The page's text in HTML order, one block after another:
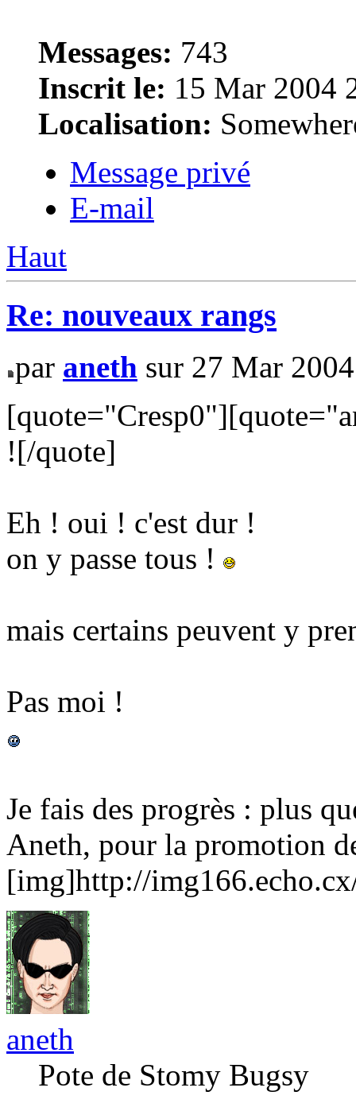
Messages: 743
Inscrit le: 15 Mar 2004
Localisation:
Message privé
E-mail
Haut
Re: nouveaux rangs
par aneth sur 27 Mar
![/quote]
Eh ! oui ! c'est dur !
on y passe tous !
mais certains peuvent y
Pas moi !
Je fais des progrès : plus
Aneth, pour la promotion
[img]http://
aneth
Pote de Stomy Bugsy